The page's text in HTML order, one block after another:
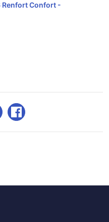
Renfort Confort -